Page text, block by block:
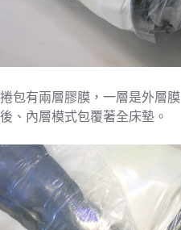
捲包有兩層膠膜，一層是外層
後、內層模式包覆著全床墊。